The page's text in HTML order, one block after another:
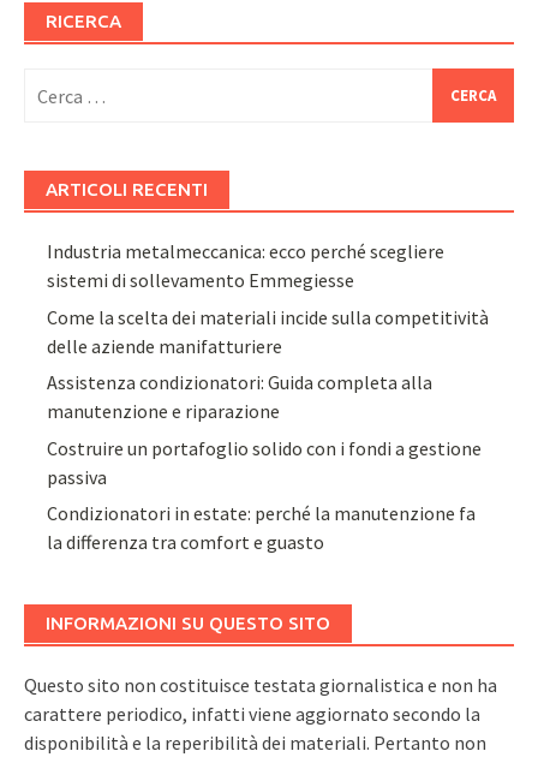
RICERCA
per:
ARTICOLI RECENTI
Industria metalmeccanica: ecco perché scegliere
sistemi di sollevamento Emmegiesse
Come la scelta dei materiali incide sulla competitività
delle aziende manifatturiere
Assistenza condizionatori: Guida completa alla
manutenzione e riparazione
Costruire un portafoglio solido con i fondi a gestione
passiva
Condizionatori in estate: perché la manutenzione fa
la differenza tra comfort e guasto
INFORMAZIONI SU QUESTO SITO
Questo sito non costituisce testata giornalistica e non ha
carattere periodico, infatti viene aggiornato secondo la
disponibilità e la reperibilità dei materiali. Pertanto non